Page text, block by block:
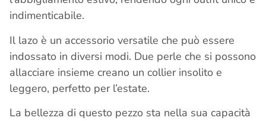
indimenticabile.
Il lazo è un accessorio versatile che può essere
indossato in diversi modi. Due perle che si possono
allacciare insieme creano un collier insolito e
leggero, perfetto per l’estate.
La bellezza di questo pezzo sta nella sua capacità